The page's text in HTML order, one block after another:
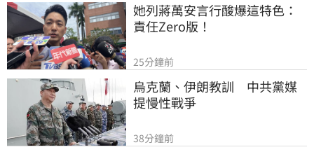
她列蔣萬安言行酸爆這特色：
責任Zero版！
25分鐘前
烏克蘭、伊朗教訓　中共黨媒
提慢性戰爭
38分鐘前